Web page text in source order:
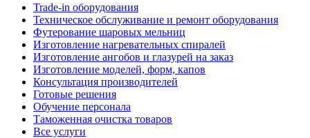
Trade-in оборудования
Техническое обслуживание и ремонт оборудования
Футерование шаровых мельниц
Изготовление нагревательных спиралей
Изготовление ангобов и глазурей на заказ
Изготовление моделей, форм, капов
Консультация производителей
Готовые решения
Обучение персонала
Таможенная очистка товаров
Все услуги